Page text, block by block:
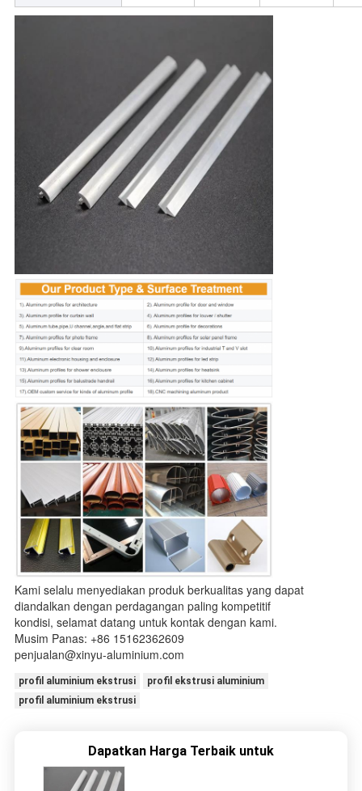
Kami selalu menyediakan produk berkualitas yang dapat
diandalkan dengan perdagangan paling kompetitif
kondisi, selamat datang untuk kontak dengan kami.
Musim Panas: +86 15162362609
penjualan@xinyu-aluminium.com
profil aluminium ekstrusi
profil ekstrusi aluminium
profil aluminium ekstrusi
Dapatkan Harga Terbaik untuk